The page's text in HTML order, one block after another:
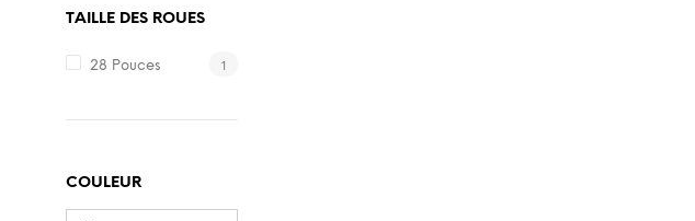
TAILLE DES ROUES
28 Pouces 1
COULEUR